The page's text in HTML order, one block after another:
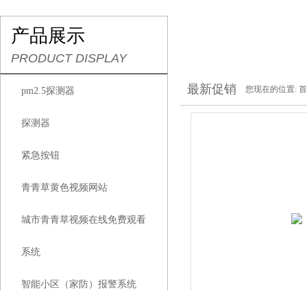
产品展示
PRODUCT DISPLAY
pm2.5探测器
探测器
紧急按钮
青青草黄色视频网站
城市青青草视频在线免费观看
系统
智能小区（家防）报警系统
最新促销 您现在的位置: